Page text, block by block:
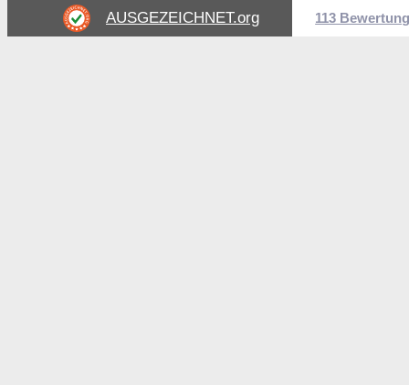
AUSGEZEICHNET.org 113